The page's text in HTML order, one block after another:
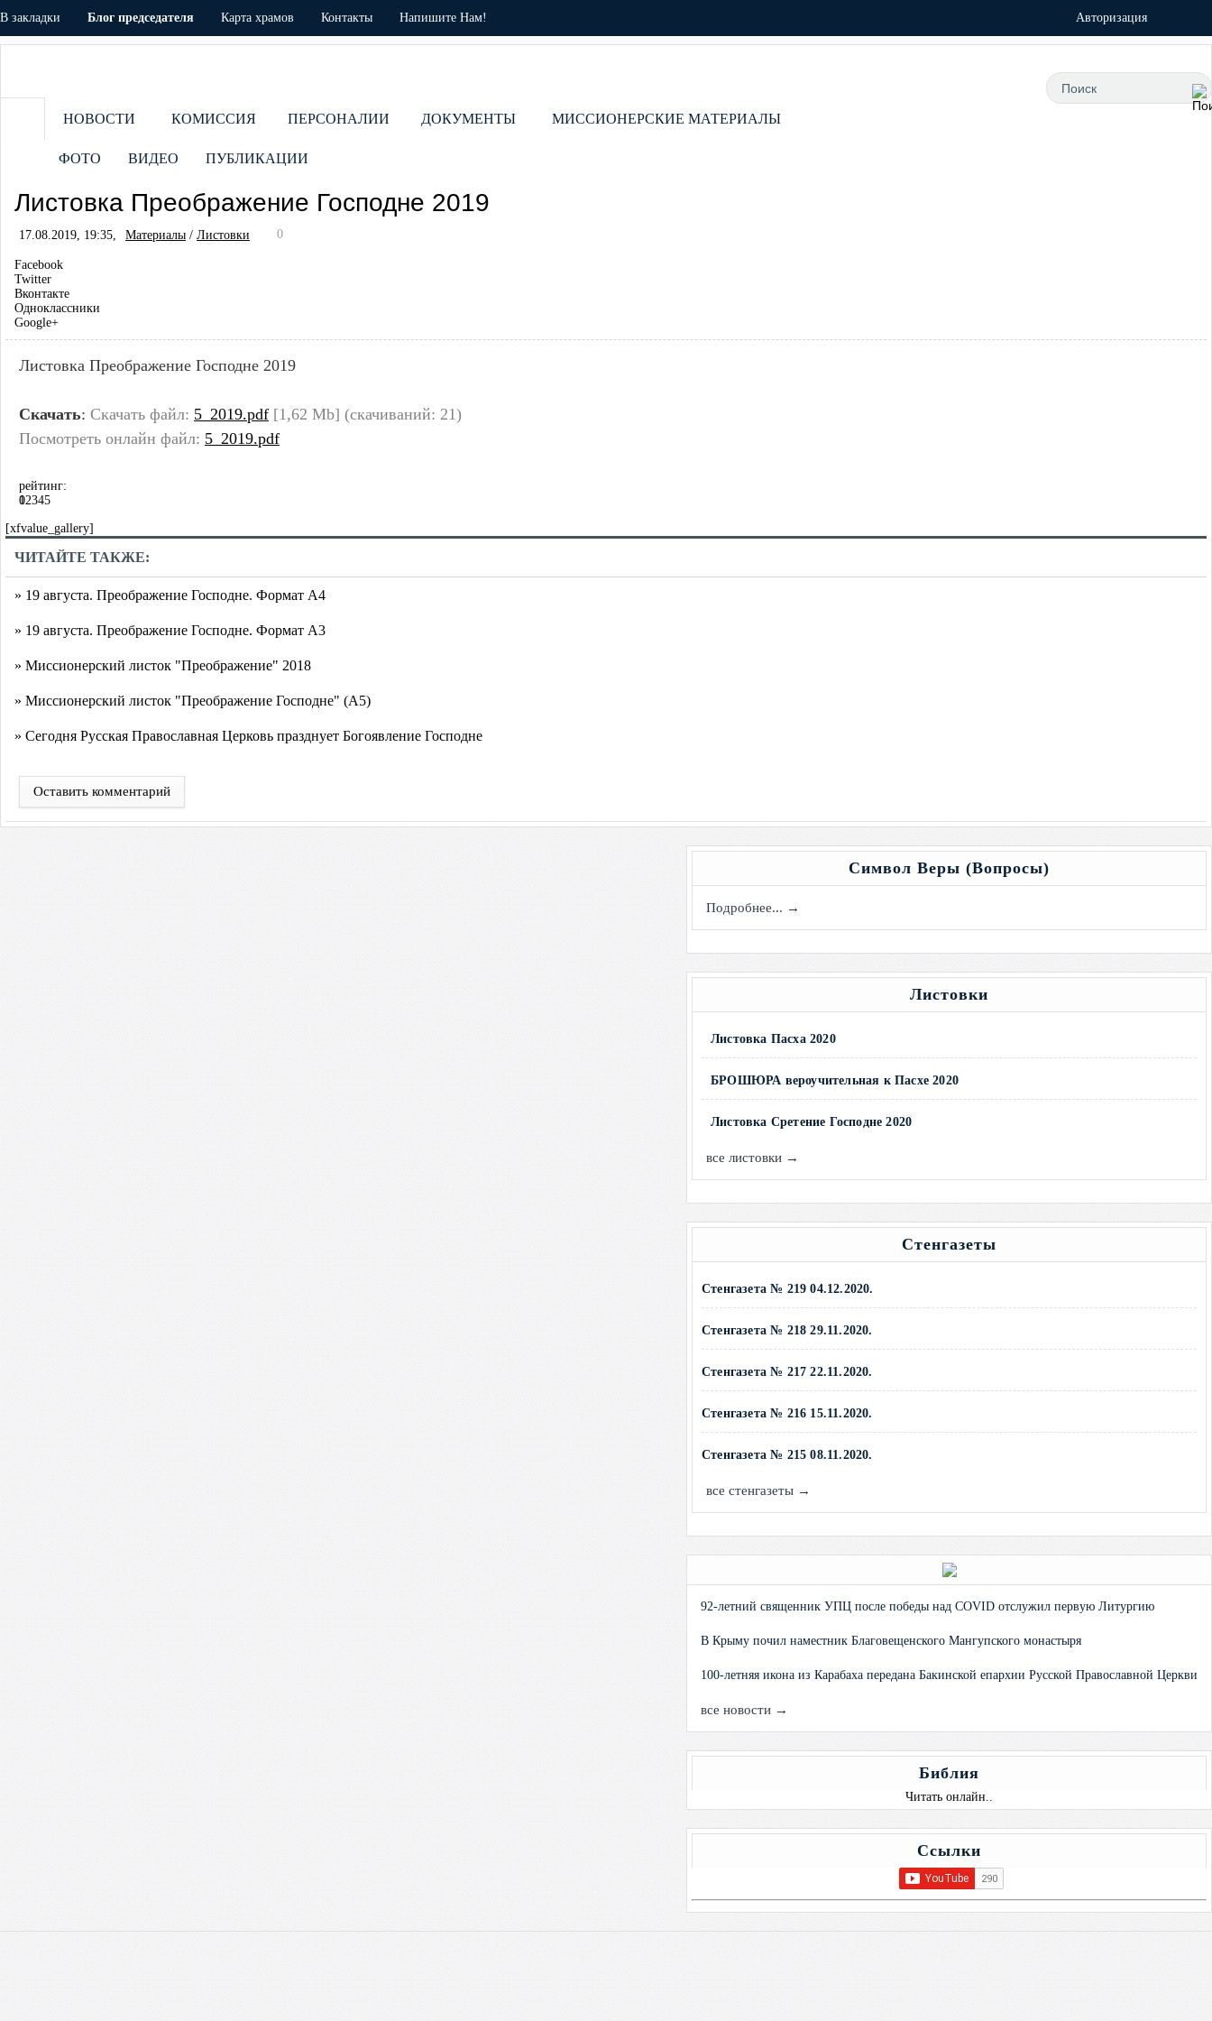
В закладки Блог председателя Карта храмов Контакты Напишите Нам! Авторизация
НОВОСТИ КОМИССИЯ ПЕРСОНАЛИИ ДОКУМЕНТЫ МИССИОНЕРСКИЕ МАТЕРИАЛЫ
ФОТО ВИДЕО ПУБЛИКАЦИИ
Листовка Преображение Господне 2019
17.08.2019, 19:35, Материалы / Листовки 0
Facebook
Twitter
Вконтакте
Одноклассники
Google+
Листовка Преображение Господне 2019
Скачать: Скачать файл: 5_2019.pdf [1,62 Mb] (cкачиваний: 21)
Посмотреть онлайн файл: 5_2019.pdf
рейтинг:
0
12345
[xfvalue_gallery]
ЧИТАЙТЕ ТАКЖЕ:
» 19 августа. Преображение Господне. Формат А4
» 19 августа. Преображение Господне. Формат А3
» Миссионерский листок "Преображение" 2018
» Миссионерский листок "Преображение Господне" (А5)
» Сегодня Русская Православная Церковь празднует Богоявление Господне
Оставить комментарий
Символ Веры (Вопросы)
Подробнее... →
Листовки
Листовка Пасха 2020
БРОШЮРА вероучительная к Пасхе 2020
Листовка Сретение Господне 2020
все листовки →
Стенгазеты
Стенгазета № 219 04.12.2020.
Стенгазета № 218 29.11.2020.
Стенгазета № 217 22.11.2020.
Стенгазета № 216 15.11.2020.
Стенгазета № 215 08.11.2020.
все стенгазеты →
92-летний священник УПЦ после победы над COVID отслужил первую Литургию
В Крыму почил наместник Благовещенского Мангупского монастыря
100-летняя икона из Карабаха передана Бакинской епархии Русской Православной Церкви
все новости →
Библия
Читать онлайн..
Ссылки